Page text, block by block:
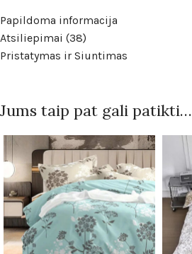
Papildoma informacija
Atsiliepimai (38)
Pristatymas ir Siuntimas
Jums taip pat gali patikti…